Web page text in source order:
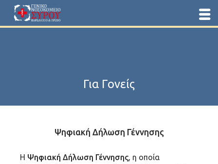
Για Γονείς
Ψηφιακή Δήλωση Γέννησης
Η Ψηφιακή Δήλωση Γέννησης, η οποία